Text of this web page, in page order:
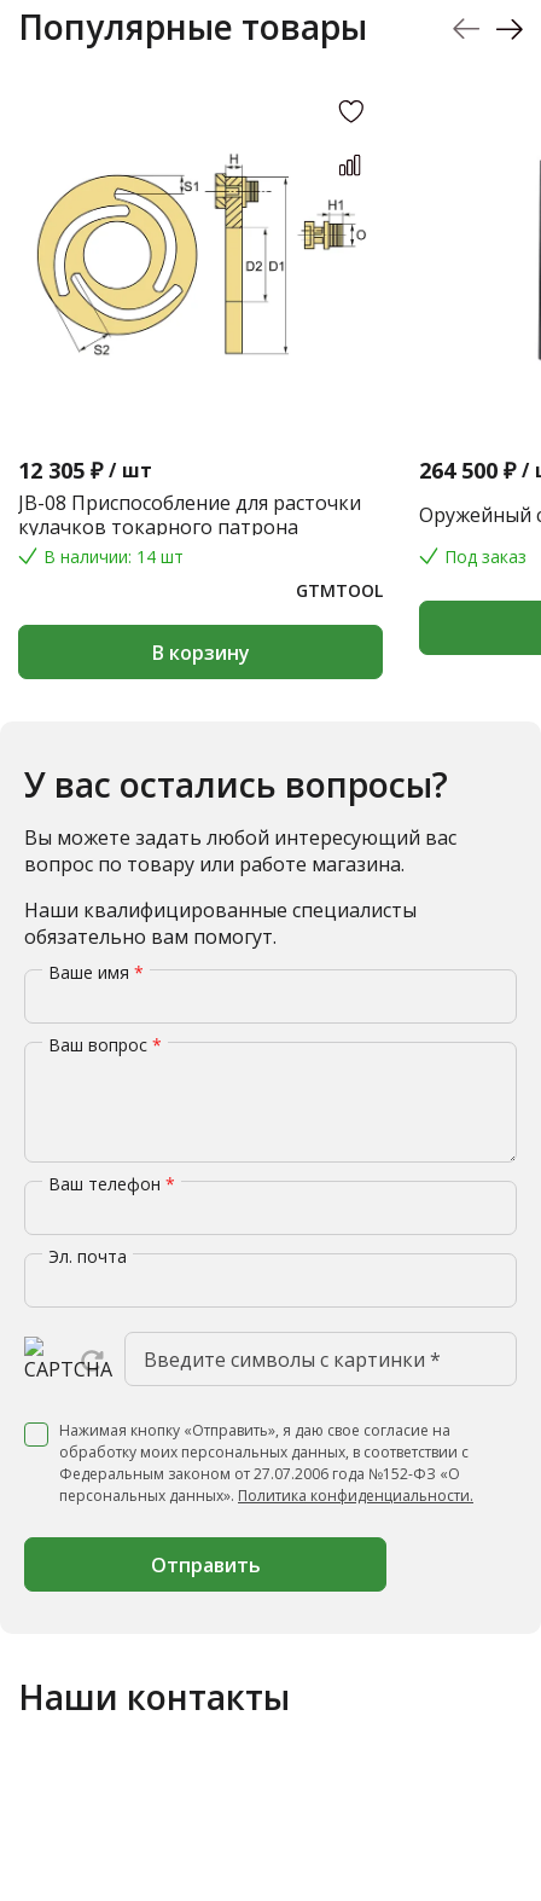
Популярные товары
12 305 ₽ / шт
JB-08 Приспособление для расточки
кулачков токарного патрона
В наличии: 14 шт
GTMTOOL
В корзину
264 500 ₽ /
Оружейный
Под заказ
У вас остались вопросы?
Вы можете задать любой интересующий вас
вопрос по товару или работе магазина.
Наши квалифицированные специалисты
обязательно вам помогут.
Ваше имя *
Ваш вопрос *
Ваш телефон *
Эл. почта
Нажимая кнопку «Отправить», я даю свое согласие на
обработку моих персональных данных, в соответствии с
Федеральным законом от 27.07.2006 года №152-ФЗ «О
персональных данных». Политика конфиденциальности.
Отправить
Наши контакты